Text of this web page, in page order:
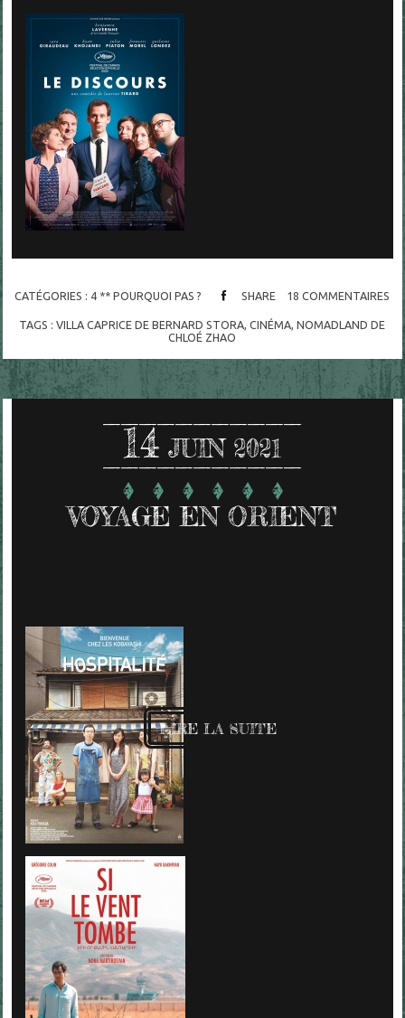
CATÉGORIES : 4 ** POURQUOI PAS ? SHARE 18 COMMENTAIRES
TAGS :VILLA CAPRICE DE BERNARD STORA,CINÉMA,NOMADLAND DE
CHLOÉ ZHAO
14 JUIN 2021
VOYAGE EN ORIENT
LIRE LA SUITE